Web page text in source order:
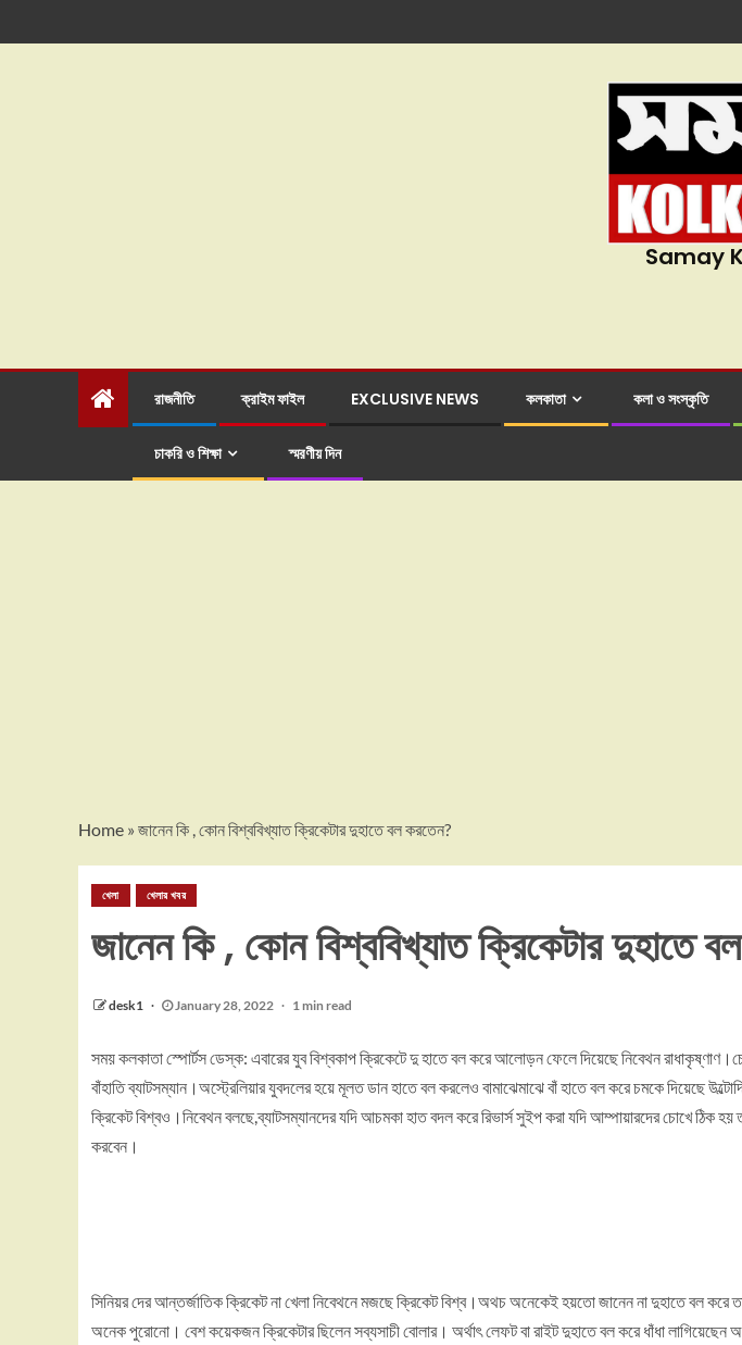
Samay
রাজনীতি ক্রাইম ফাইল EXCLUSIVE NEWS কলকাতা কলা ও সংস্কৃতি
চাকরি ও শিক্ষা স্মরণীয় দিন
Home » জানেন কি , কোন বিশ্ববিখ্যাত ক্রিকেটার দুহাতে বল করতেন?
খেলা খেলার খবর
জানেন কি , কোন বিশ্ববিখ্যাত ক্রিকেটার দুহাতে
desk1 January 28, 2022 1 min read
সময় কলকাতা স্পোর্টস ডেস্ক: এবারের যুব বিশ্বকাপ ক্রিকেটে দু হাতে বল করে আলোড়ন ফেলে দিয়েছে নিবেথন
বাঁহাতি ব্যাটসম্যান।অস্ট্রেলিয়ার যুবদলের হয়ে মূলত ডান হাতে বল করলেও বামাঝেমাঝে বাঁ হাতে বল করে চমকে দিয়েছে
ক্রিকেট বিশ্বও।নিবেথন বলছে,ব্যাটসম্যানদের যদি আচমকা হাত বদল করে রিভার্স সুইপ করা যদি আম্পায়ারদের চোখে ঠিক
করবেন।
সিনিয়র দের আন্তর্জাতিক ক্রিকেট না খেলা নিবেথনে মজছে ক্রিকেট বিশ্ব।অথচ অনেকেই হয়তো জানেন না দুহাতে বল করে
অনেক পুরোনো। বেশ কয়েকজন ক্রিকেটার ছিলেন সব্যসাচী বোলার। অর্থাৎ লেফট বা রাইট দুহাতে বল করে ধাঁধা